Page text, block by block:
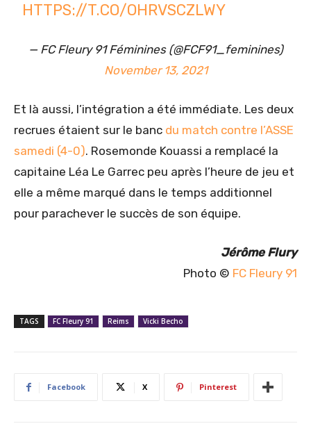
HTTPS://T.CO/OHRVSCZLWY
— FC Fleury 91 Féminines (@FCF91_feminines)
November 13, 2021
Et là aussi, l’intégration a été immédiate. Les deux
recrues étaient sur le banc du match contre l’ASSE
samedi (4-0). Rosemonde Kouassi a remplacé la
capitaine Léa Le Garrec peu après l’heure de jeu et
elle a même marqué dans le temps additionnel
pour parachever le succès de son équipe.
Jérôme Flury
Photo © FC Fleury 91
TAGS FC Fleury 91 Reims Vicki Becho
Facebook X Pinterest